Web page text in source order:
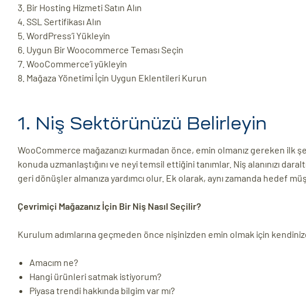
Bir Hosting Hizmeti Satın Alın
SSL Sertifikası Alın
WordPress’i Yükleyin
Uygun Bir Woocommerce Teması Seçin
WooCommerce’i yükleyin
Mağaza Yönetimi İçin Uygun Eklentileri Kurun
1. Niş Sektörünüzü Belirleyin
WooCommerce mağazanızı kurmadan önce, emin olmanız gereken ilk
konuda uzmanlaştığını ve neyi temsil ettiğini tanımlar. Niş alanınızı
geri dönüşler almanıza yardımcı olur. Ek olarak, aynı zamanda hedef
Çevrimiçi Mağazanız İçin Bir Niş Nasıl Seçilir?
Kurulum adımlarına geçmeden önce nişinizden emin olmak için
Amacım ne?
Hangi ürünleri satmak istiyorum?
Piyasa trendi hakkında bilgim var mı?